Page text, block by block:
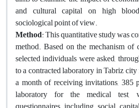
and cultural capital on high
sociological point of view.
Method: This quantitative study was
method. Based on the mechanism of
selected individuals were asked,
to a contracted laboratory in Tabriz
a month of receiving invitations, 385
laboratory for the medical test,